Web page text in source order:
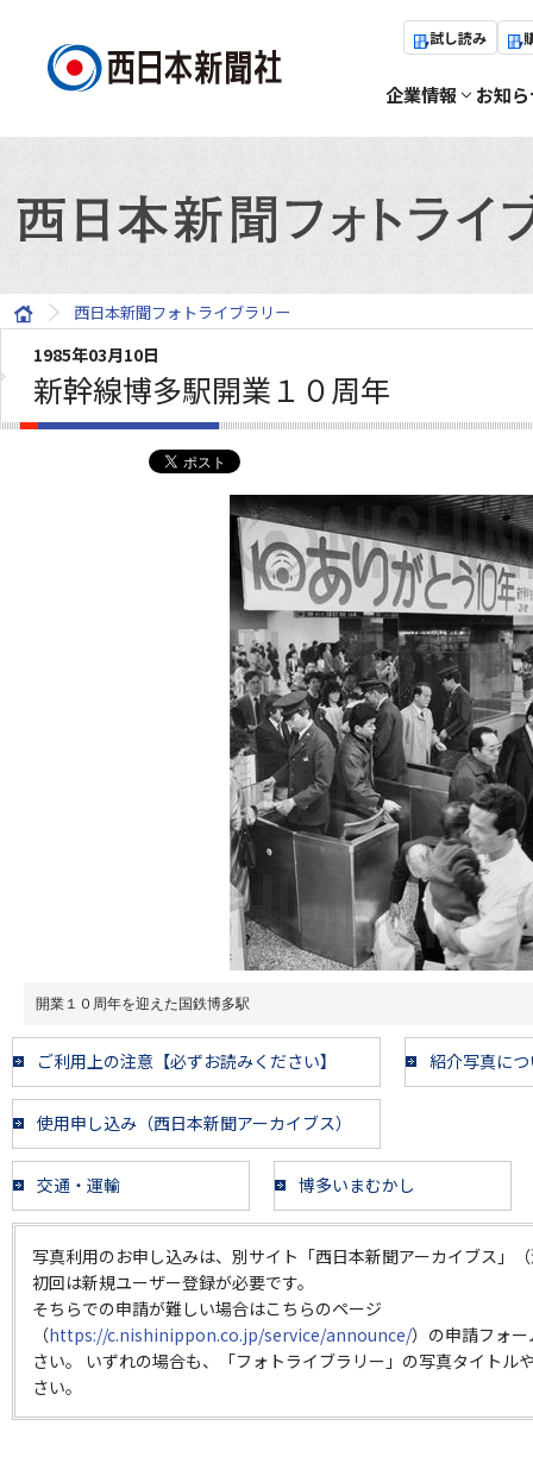
試し読み
企業情報 お知
西日本新聞フォトライブラリー
1985年03月10日
新幹線博多駅開業１０周年
開業１０周年を迎えた国鉄博多駅
ご利用上の注意【必ずお読みください】 紹介写真に
使用申し込み（西日本新聞アーカイブス）
交通・運輸 博多いまむかし
写真利用のお申し込みは、別サイト「西日本新聞アーカイブス」
初回は新規ユーザー登録が必要です。
そちらでの申請が難しい場合はこちらのページ
（https://c.nishinippon.co.jp/service/announce/）の申請フォ
さい。 いずれの場合も、「フォトライブラリー」の写真タイトル
さい。